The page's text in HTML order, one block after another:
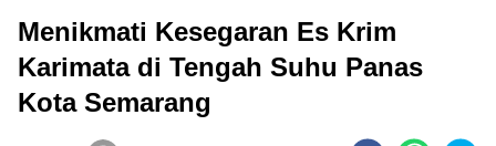
Menikmati Kesegaran Es Krim
Karimata di Tengah Suhu Panas
Kota Semarang